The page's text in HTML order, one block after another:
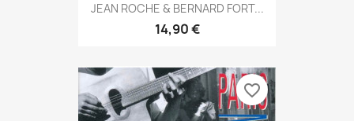
JEAN ROCHE & BERNARD FORT...
14,90 €
favorite_border